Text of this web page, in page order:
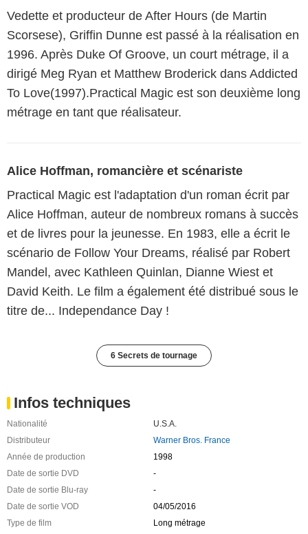
Vedette et producteur de After Hours (de Martin
Scorsese), Griffin Dunne est passé à la réalisation en
1996. Après Duke Of Groove, un court métrage, il a
dirigé Meg Ryan et Matthew Broderick dans Addicted
To Love(1997).Practical Magic est son deuxième long
métrage en tant que réalisateur.
Alice Hoffman, romancière et scénariste
Practical Magic est l'adaptation d'un roman écrit par
Alice Hoffman, auteur de nombreux romans à succès
et de livres pour la jeunesse. En 1983, elle a écrit le
scénario de Follow Your Dreams, réalisé par Robert
Mandel, avec Kathleen Quinlan, Dianne Wiest et
David Keith. Le film a également été distribué sous le
titre de... Independance Day !
6 Secrets de tournage
Infos techniques
Nationalité
U.S.A.
Distributeur
Warner Bros. France
Année de production
1998
Date de sortie DVD
-
Date de sortie Blu-ray
-
Date de sortie VOD
04/05/2016
Type de film
Long métrage